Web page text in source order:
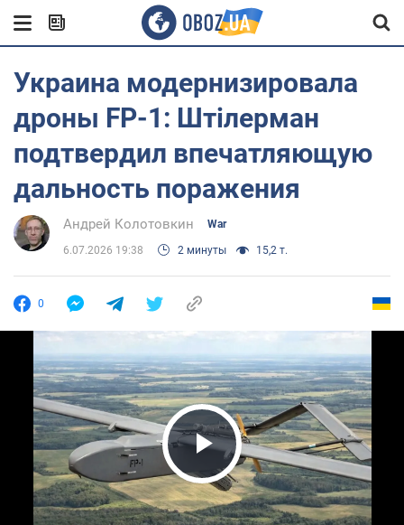
Украина модернизировала
дроны FP-1: Штілерман
подтвердил впечатляющую
дальность поражения
Андрей Колотовкин War
6.07.2026 19:38 2 минуты 15,2 т.
0
Play Video